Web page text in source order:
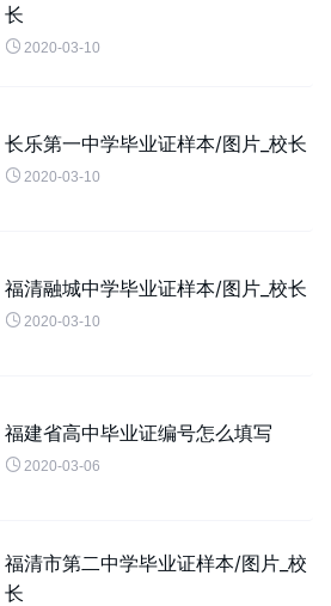
长
 2020-03-10
长乐第一中学毕业证样本/图片_校长
 2020-03-10
福清融城中学毕业证样本/图片_校长
 2020-03-10
福建省高中毕业证编号怎么填写
 2020-03-06
福清市第二中学毕业证样本/图片_校
长